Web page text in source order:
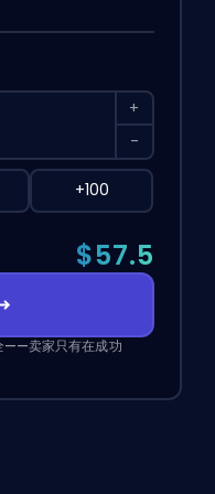
+
-
+100
$57.5
——卖家只有在成功